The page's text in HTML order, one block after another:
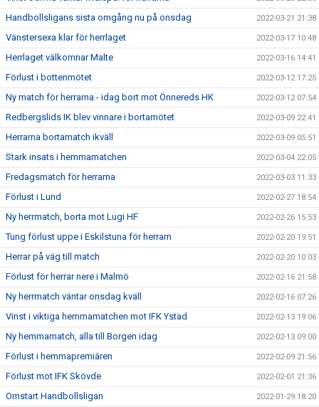
Handbollsligans sista omgång nu på onsdag 2022-03-21 21:38
Vänstersexa klar för herrlaget 2022-03-17 10:48
Herrlaget välkomnar Malte 2022-03-16 14:41
Förlust i bottenmötet 2022-03-12 17:25
Ny match för herrarna - idag bort mot Önnereds HK 2022-03-12 07:54
Redbergslids IK blev vinnare i bortamötet 2022-03-09 22:41
Herrarna bortamatch ikväll 2022-03-09 05:51
Stark insats i hemmamatchen 2022-03-04 22:05
Fredagsmatch för herrarna 2022-03-03 11:33
Förlust i Lund 2022-02-27 18:54
Ny herrmatch, borta mot Lugi HF 2022-02-26 15:53
Tung förlust uppe i Eskilstuna för herrarn 2022-02-20 19:51
Herrar på väg till match 2022-02-20 10:03
Förlust för herrar nere i Malmö 2022-02-16 21:58
Ny herrmatch väntar onsdag kväll 2022-02-16 07:26
Vinst i viktiga hemmamatchen mot IFK Ystad 2022-02-13 19:06
Ny hemmamatch, alla till Borgen idag 2022-02-13 09:00
Förlust i hemmapremiären 2022-02-09 21:56
Förlust mot IFK Skövde 2022-02-01 21:36
Omstart Handbollsligan 2022-01-29 18:20